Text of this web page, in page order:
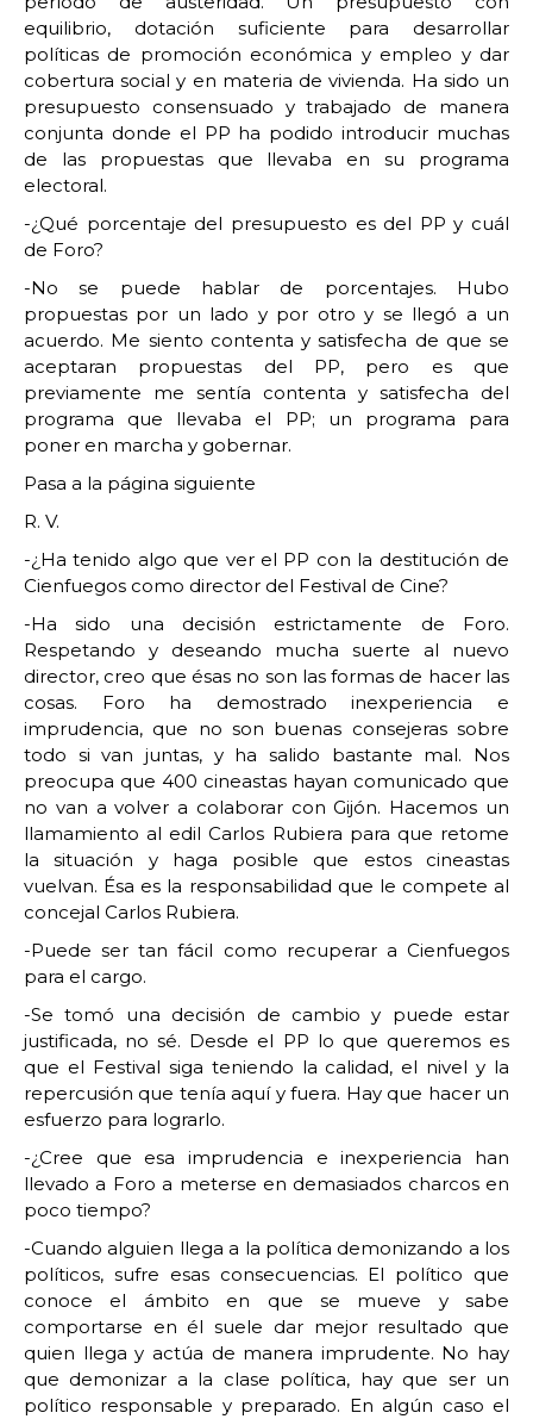
equilibrio, dotación suficiente para desarrollar
políticas de promoción económica y empleo y dar
cobertura social y en materia de vivienda. Ha sido un
presupuesto consensuado y trabajado de manera
conjunta donde el PP ha podido introducir muchas
de las propuestas que llevaba en su programa
electoral.
-¿Qué porcentaje del presupuesto es del PP y cuál
de Foro?
-No se puede hablar de porcentajes. Hubo
propuestas por un lado y por otro y se llegó a un
acuerdo. Me siento contenta y satisfecha de que se
aceptaran propuestas del PP, pero es que
previamente me sentía contenta y satisfecha del
programa que llevaba el PP; un programa para
poner en marcha y gobernar.
Pasa a la página siguiente
R. V.
-¿Ha tenido algo que ver el PP con la destitución de
Cienfuegos como director del Festival de Cine?
-Ha sido una decisión estrictamente de Foro.
Respetando y deseando mucha suerte al nuevo
director, creo que ésas no son las formas de hacer las
cosas. Foro ha demostrado inexperiencia e
imprudencia, que no son buenas consejeras sobre
todo si van juntas, y ha salido bastante mal. Nos
preocupa que 400 cineastas hayan comunicado que
no van a volver a colaborar con Gijón. Hacemos un
llamamiento al edil Carlos Rubiera para que retome
la situación y haga posible que estos cineastas
vuelvan. Ésa es la responsabilidad que le compete al
concejal Carlos Rubiera.
-Puede ser tan fácil como recuperar a Cienfuegos
para el cargo.
-Se tomó una decisión de cambio y puede estar
justificada, no sé. Desde el PP lo que queremos es
que el Festival siga teniendo la calidad, el nivel y la
repercusión que tenía aquí y fuera. Hay que hacer un
esfuerzo para lograrlo.
-¿Cree que esa imprudencia e inexperiencia han
llevado a Foro a meterse en demasiados charcos en
poco tiempo?
-Cuando alguien llega a la política demonizando a los
políticos, sufre esas consecuencias. El político que
conoce el ámbito en que se mueve y sabe
comportarse en él suele dar mejor resultado que
quien llega y actúa de manera imprudente. No hay
que demonizar a la clase política, hay que ser un
político responsable y preparado. En algún caso el